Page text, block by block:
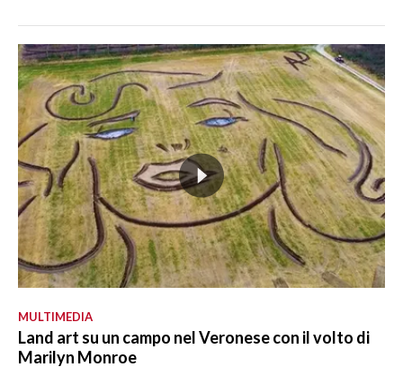
MULTIMEDIA
Land art su un campo nel Veronese con il volto di
Marilyn Monroe